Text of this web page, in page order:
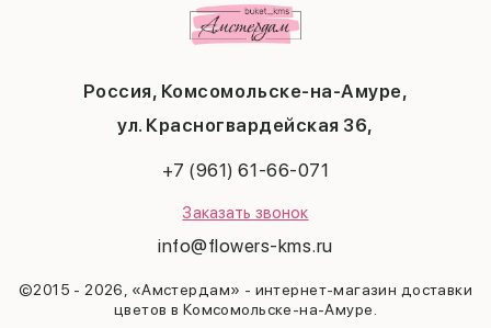
Россия, Комсомольске-на-Амуре,
ул. Красногвардейская 36,
+7 (961) 61-66-071
Заказать звонок
info@flowers-kms.ru
©2015 - 2026, «Амстердам» - интернет-магазин доставки
цветов в Комсомольске-на-Амуре.
Соглашение на получение рекламы
23 февраля
Последний звонок